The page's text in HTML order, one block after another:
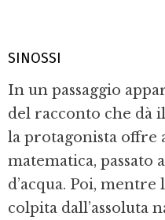
SINOSSI
In un passaggio
del racconto che dà
la protagonista offre
matematica,
d’acqua. Poi, mentre
colpita dall’assoluta